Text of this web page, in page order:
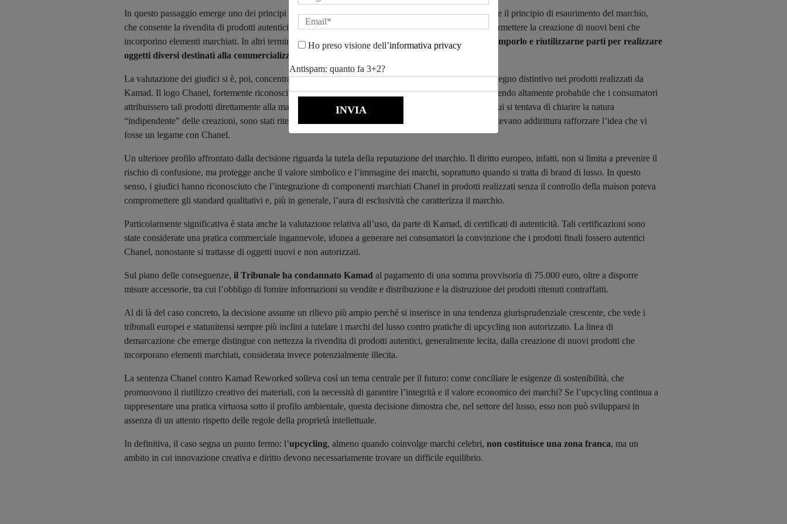
Ho preso visione dell’informativa privacy
Antispam: quanto fa 3+2?
In questo passaggio emerge uno dei principi centrali della pronuncia. Il Tribunale ha infatti chiarito che il principio di esaurimento del marchio,
che consente la rivendita di prodotti autentici immessi sul mercato dal titolare, non si estende fino a permettere la creazione di nuovi beni che
incorporino elementi marchiati. In altri termini, acquistare un prodotto Chanel non autorizza a scomporlo e riutilizzarne parti per realizzare
oggetti diversi destinati alla commercializzazione, continuando a esibire il marchio originale
La valutazione dei giudici si è, poi, concentrata sulla percezione del pubblico e sul ruolo centrale del segno distintivo nei prodotti realizzati da
Kamad. Il logo Chanel, fortemente riconoscibile, occupava una posizione dominante nei gioielli, rendendo altamente probabile che i consumatori
attribuissero tali prodotti direttamente alla maison. Nemmeno i disclaimer utilizzati dall’azienda, con cui si tentava di chiarire la natura
“indipendente” delle creazioni, sono stati ritenuti sufficienti; al contrario, secondo il Tribunale, essi potevano addirittura rafforzare l’idea che vi
fosse un legame con Chanel.
Un ulteriore profilo affrontato dalla decisione riguarda la tutela della reputazione del marchio. Il diritto europeo, infatti, non si limita a prevenire il
rischio di confusione, ma protegge anche il valore simbolico e l’immagine dei marchi, soprattutto quando si tratta di brand di lusso. In questo
senso, i giudici hanno riconosciuto che l’integrazione di componenti marchiati Chanel in prodotti realizzati senza il controllo della maison poteva
compromettere gli standard qualitativi e, più in generale, l’aura di esclusività che caratterizza il marchio.
Particolarmente significativa è stata anche la valutazione relativa all’uso, da parte di Kamad, di certificati di autenticità. Tali certificazioni sono
state considerate una pratica commerciale ingannevole, idonea a generare nei consumatori la convinzione che i prodotti finali fossero autentici
Chanel, nonostante si trattasse di oggetti nuovi e non autorizzati.
Sul piano delle conseguenze, il Tribunale ha condannato Kamad al pagamento di una somma provvisoria di 75.000 euro, oltre a disporre
misure accessorie, tra cui l’obbligo di fornire informazioni su vendite e distribuzione e la distruzione dei prodotti ritenuti contraffatti.
Al di là del caso concreto, la decisione assume un rilievo più ampio perché si inserisce in una tendenza giurisprudenziale crescente, che vede i
tribunali europei e statunitensi sempre più inclini a tutelare i marchi del lusso contro pratiche di upcycling non autorizzato. La linea di
demarcazione che emerge distingue con nettezza la rivendita di prodotti autentici, generalmente lecita, dalla creazione di nuovi prodotti che
incorporano elementi marchiati, considerata invece potenzialmente illecita.
La sentenza Chanel contro Kamad Reworked solleva così un tema centrale per il futuro: come conciliare le esigenze di sostenibilità, che
promuovono il riutilizzo creativo dei materiali, con la necessità di garantire l’integrità e il valore economico dei marchi? Se l’upcycling continua a
rappresentare una pratica virtuosa sotto il profilo ambientale, questa decisione dimostra che, nel settore del lusso, esso non può svilupparsi in
assenza di un attento rispetto delle regole della proprietà intellettuale.
In definitiva, il caso segna un punto fermo: l’upcycling, almeno quando coinvolge marchi celebri, non costituisce una zona franca, ma un
ambito in cui innovazione creativa e diritto devono necessariamente trovare un difficile equilibrio.